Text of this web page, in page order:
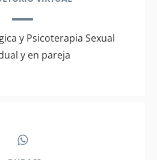
y Psicoterapia Sexual
y en pareja